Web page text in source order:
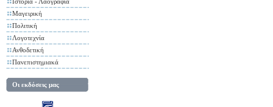
Μαγειρική
Πολιτική
Λογοτεχνία
Ανθοδετική
Πανεπιστημιακά
Οι εκδόσεις μας